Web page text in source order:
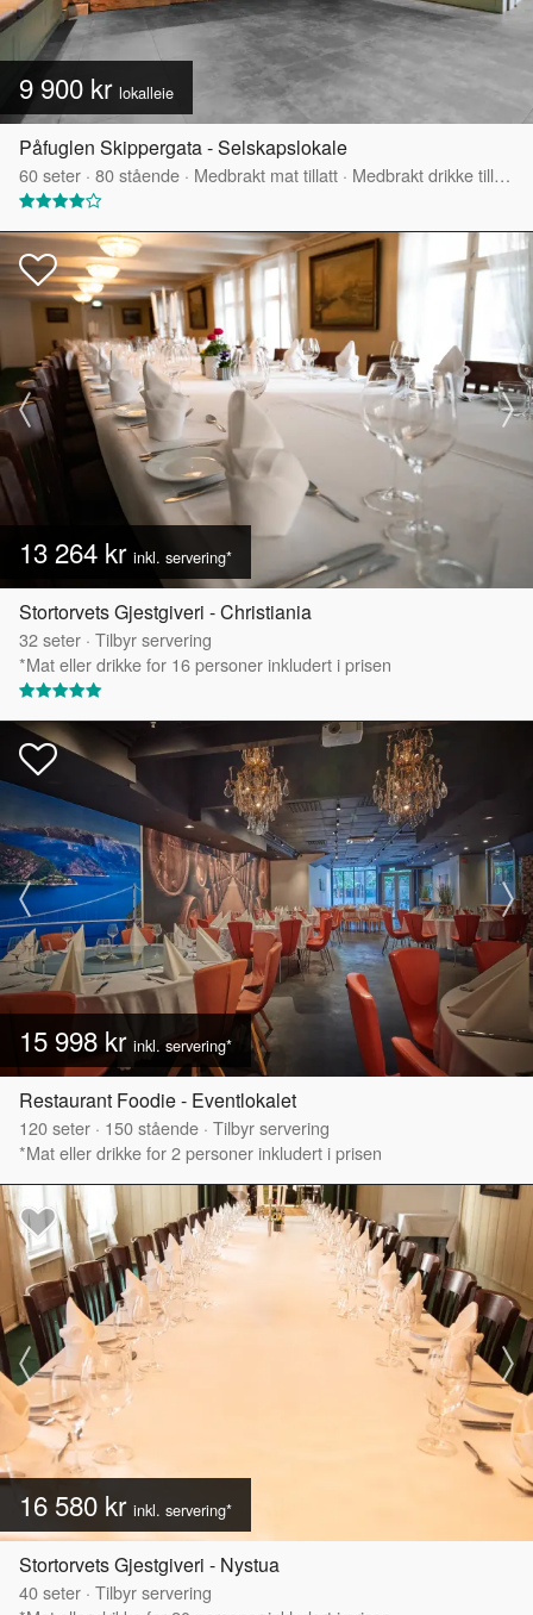
9 900 kr lokalleie
Påfuglen Skippergata - Selskapslokale
60seter · 80stående · Medbrakt mat tillatt · Medbrakt drikke tillatt
13 264 kr inkl. servering*
Stortorvets Gjestgiveri - Christiania
32seter · Tilbyr servering
*Mat eller drikke for 16 personer inkludert i prisen
15 998 kr inkl. servering*
Restaurant Foodie - Eventlokalet
120seter · 150stående · Tilbyr servering
*Mat eller drikke for 2 personer inkludert i prisen
16 580 kr inkl. servering*
Stortorvets Gjestgiveri - Nystua
40seter · Tilbyr servering